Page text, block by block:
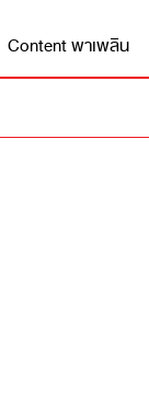
Content พาเพลิน